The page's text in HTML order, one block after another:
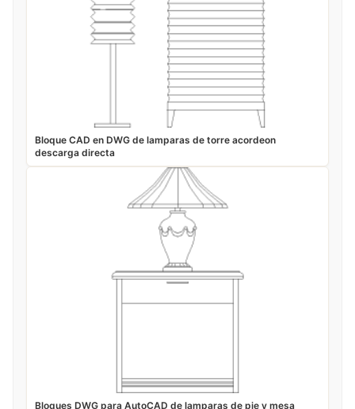
Bloque CAD en DWG de lamparas de torre acordeon
descarga directa
Bloques DWG para AutoCAD de lamparas de pie y mesa